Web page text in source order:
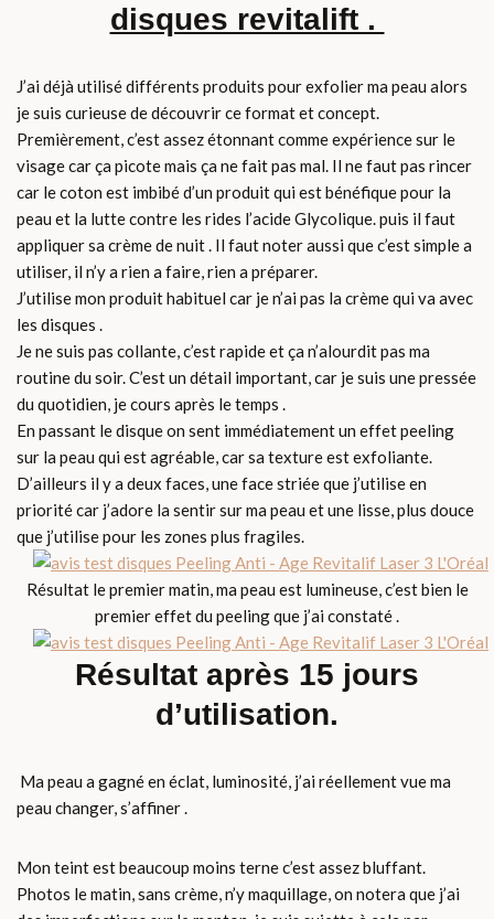
disques revitalift .
J’ai déjà utilisé différents produits pour exfolier ma peau alors
je suis curieuse de découvrir ce format et concept.
Premièrement, c’est assez étonnant comme expérience sur le
visage car ça picote mais ça ne fait pas mal. Il ne faut pas rincer
car le coton est imbibé d’un produit qui est bénéfique pour la
peau et la lutte contre les rides l’acide Glycolique. puis il faut
appliquer sa crème de nuit . Il faut noter aussi que c’est simple a
utiliser, il n’y a rien a faire, rien a préparer.
J’utilise mon produit habituel car je n’ai pas la crème qui va avec
les disques .
Je ne suis pas collante, c’est rapide et ça n’alourdit pas ma
routine du soir. C’est un détail important, car je suis une pressée
du quotidien, je cours après le temps .
En passant le disque on sent immédiatement un effet peeling
sur la peau qui est agréable, car sa texture est exfoliante.
D’ailleurs il y a deux faces, une face striée que j’utilise en
priorité car j’adore la sentir sur ma peau et une lisse, plus douce
que j’utilise pour les zones plus fragiles.
Résultat le premier matin, ma peau est lumineuse, c’est bien le
premier effet du peeling que j’ai constaté .
Résultat après 15 jours
d’utilisation.
Ma peau a gagné en éclat, luminosité, j’ai réellement vue ma
peau changer, s’affiner .
Mon teint est beaucoup moins terne c’est assez bluffant.
Photos le matin, sans crème, n’y maquillage, on notera que j’ai